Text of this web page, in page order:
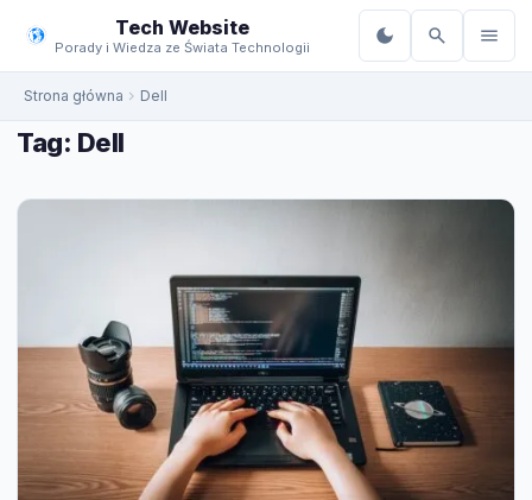
treści
Tech Website
Porady i Wiedza ze Świata Technologii
Strona główna Dell
Tag: Dell